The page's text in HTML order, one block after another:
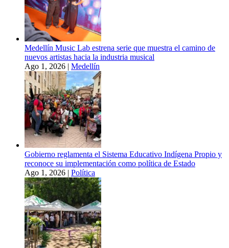
Medellín Music Lab estrena serie que muestra el camino de
nuevos artistas hacia la industria musical
Ago 1, 2026 | Medellín
Gobierno reglamenta el Sistema Educativo Indígena Propio y
reconoce su implementación como política de Estado
Ago 1, 2026 | Política